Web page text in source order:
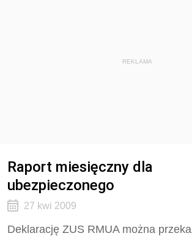
REKLAMA
Raport miesięczny dla
ubezpieczonego
27 kwi 2009
Deklarację ZUS RMUA można